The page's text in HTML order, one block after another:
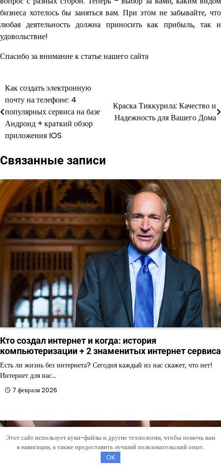
бизнеса хотелось бы заняться вам. При этом не забывайте, что
любая деятельность должна приносить как прибыль, так и
удовольствие!
Спасибо за внимание к статье нашего сайта
Навигация
по
записям
Как создать электронную
почту на телефоне: 4
популярных сервиса на базе
Андроид + краткий обзор
приложения IOS
Краска Тиккурила: Качество и
Надежность для Вашего Дома
Связанные записи
Кто создал интернет и когда: история
компьютеризации + 2 знаменитых интернет сервиса
Есть ли жизнь без интернета? Сегодня каждый из нас скажет, что нет!
Интернет для нас…
7 февраля 2026
Этот сайт использует куки-файлы и другие технологии, чтобы помочь вам
в навигации, а также предоставить лучший пользовательский опыт.
OK